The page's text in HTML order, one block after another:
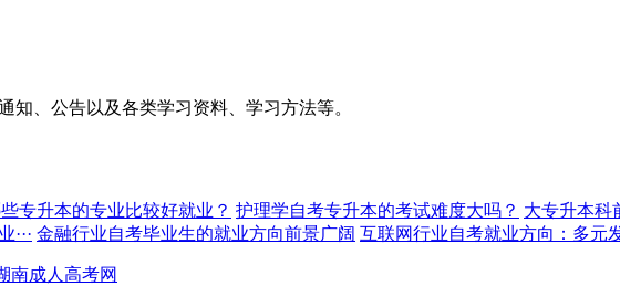
知、公告以及各类学习资料、学习方法等。
专升本的专业比较好就业？ 护理学自考专升本的考试难度大吗？ 大专升本科
金融行业自考毕业生的就业方向前景广阔 互联网行业自考就业方向：多元
南成人高考网